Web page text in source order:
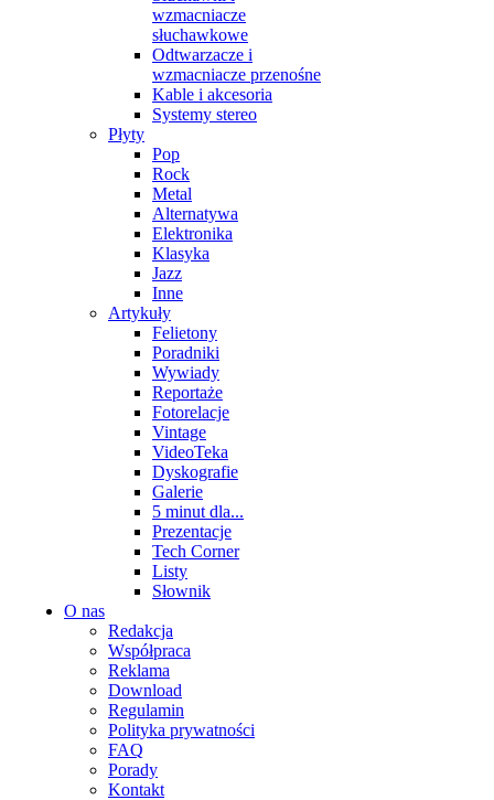
wzmacniacze
słuchawkowe
Odtwarzacze i
wzmacniacze przenośne
Kable i akcesoria
Systemy stereo
Płyty
Pop
Rock
Metal
Alternatywa
Elektronika
Klasyka
Jazz
Inne
Artykuły
Felietony
Poradniki
Wywiady
Reportaże
Fotorelacje
Vintage
VideoTeka
Dyskografie
Galerie
5 minut dla...
Prezentacje
Tech Corner
Listy
Słownik
O nas
Redakcja
Współpraca
Reklama
Download
Regulamin
Polityka prywatności
FAQ
Porady
Kontakt